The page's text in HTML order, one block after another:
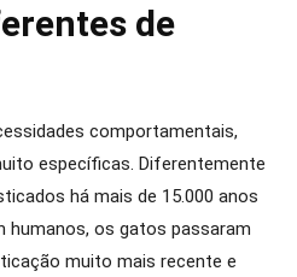
de
comportamentais,
específicas. Diferentemente
há mais de 15.000 anos
humanos, os gatos passaram
muito mais recente e